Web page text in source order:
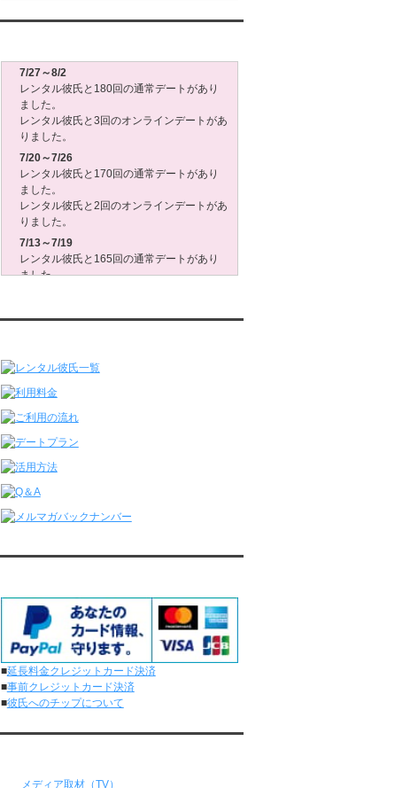
7/27～8/2
レンタル彼氏と180回の通常デートがあり
ました。
レンタル彼氏と3回のオンラインデートがあ
りました。
7/20～7/26
レンタル彼氏と170回の通常デートがあり
ました。
レンタル彼氏と2回のオンラインデートがあ
りました。
7/13～7/19
レンタル彼氏と165回の通常デートがあり
ました。
ました。
レンタル彼氏と2回のオンラインデートがあ
りました。
6/29～7/5
ました。
レンタル彼氏と3回のオンラインデートがあ
6/22～6/28
レンタル彼氏と181回の通常デートがあり
レンタル彼氏と188回の通常デートがあり
ました。
レンタル彼氏と4回のオンラインデートがあ
りました。
6/8～6/14
レンタル彼氏と161回の通常デートがあり
ました。
りました。
ました。
■延長料金クレジットカード決済
■事前クレジットカード決済
■彼氏へのチップについて
メディア取材（TV）